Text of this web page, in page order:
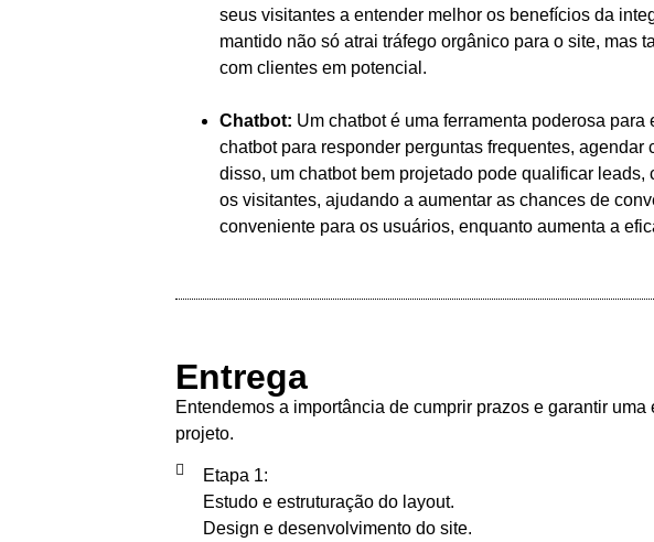
seus visitantes a entender melhor os benefícios da
mantido não só atrai tráfego orgânico para o site, mas
com clientes em potencial.
Chatbot: Um chatbot é uma ferramenta poderosa
chatbot para responder perguntas frequentes,
disso, um chatbot bem projetado pode qualificar
os visitantes, ajudando a aumentar as chances de
conveniente para os usuários, enquanto aumenta a
Entrega
Entendemos a importância de cumprir prazos e garantir
projeto.
Etapa 1:
Estudo e estruturação do layout.
Design e desenvolvimento do site.